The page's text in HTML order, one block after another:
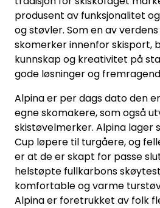
produsent av funksjonalitet
og støvler. Som en av
skomerker innenfor skisport,
kunnskap og kreativitet på
gode løsninger og
Alpina er per dags dato den
egne skomakere, som også
skistøvelmerker. Alpina lager
Cup løpere til turgåere, og
er at de er skapt for passe
helstøpte fullkarbons
komfortable og varme
Alpina er foretrukket av folk